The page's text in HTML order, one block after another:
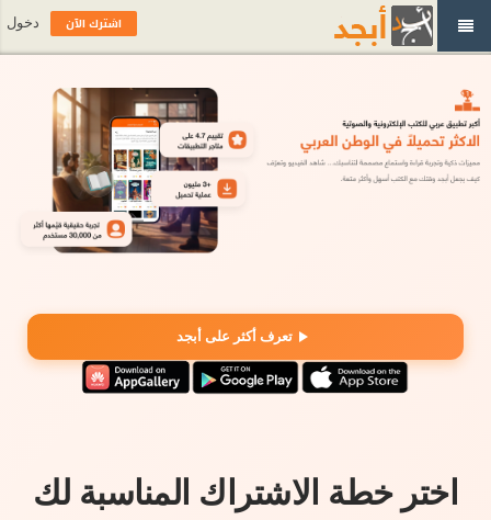
تعرف أكثر على أبجد
اختر خطة الاشتراك المناسبة لك
اشترك الآن دخول